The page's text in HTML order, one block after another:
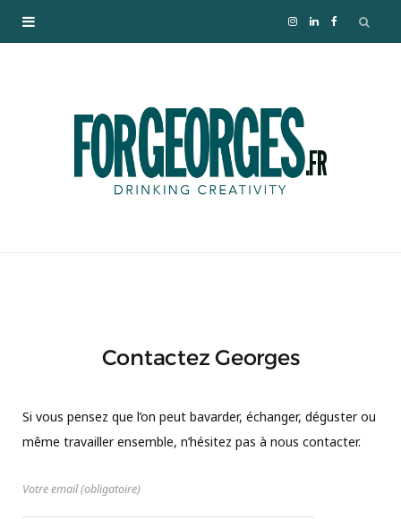
I
s
m
L
k
Contactez Georges
Si vous pensez que l’on peut bavarder, échanger, déguster ou
même travailler ensemble, n’hésitez pas à nous contacter.
Votre email (obligatoire)